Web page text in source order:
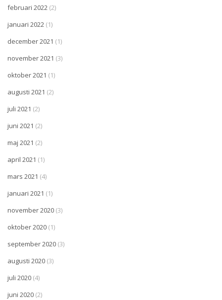
februari 2022 (2)
januari 2022 (1)
december 2021 (1)
november 2021 (3)
oktober 2021 (1)
augusti 2021 (2)
juli 2021 (2)
juni 2021 (2)
maj 2021 (2)
april 2021 (1)
mars 2021 (4)
januari 2021 (1)
november 2020 (3)
oktober 2020 (1)
september 2020 (3)
augusti 2020 (3)
juli 2020 (4)
juni 2020 (2)